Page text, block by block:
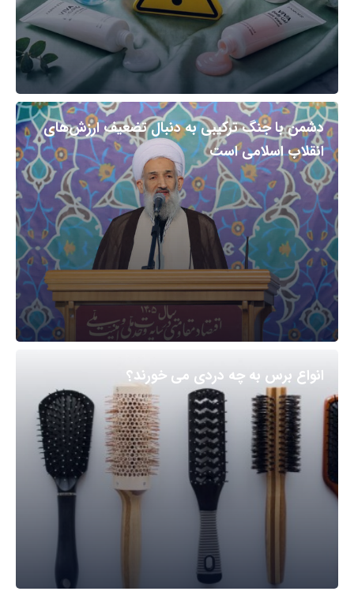
دشمن با جنگ ترکیبی به دنبال تضعیف ارزش‌های
انقلاب اسلامی است
انواع برس به چه دردی می خورند؟